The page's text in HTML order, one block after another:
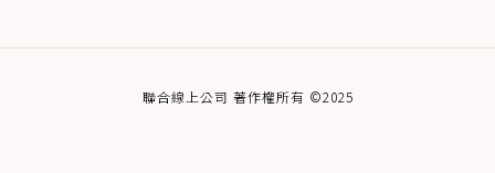
聯合線上公司 著作權所有 ©2025